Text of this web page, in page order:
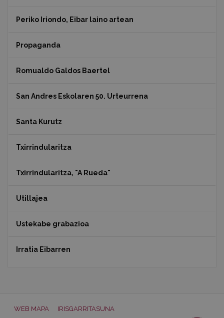
Periko Iriondo, Eibar laino artean
Propaganda
Romualdo Galdos Baertel
San Andres Eskolaren 50. Urteurrena
Santa Kurutz
Txirrindularitza
Txirrindularitza, "A Rueda"
Utillajea
Ustekabe grabazioa
Irratia Eibarren
WEB MAPA IRISGARRITASUNA